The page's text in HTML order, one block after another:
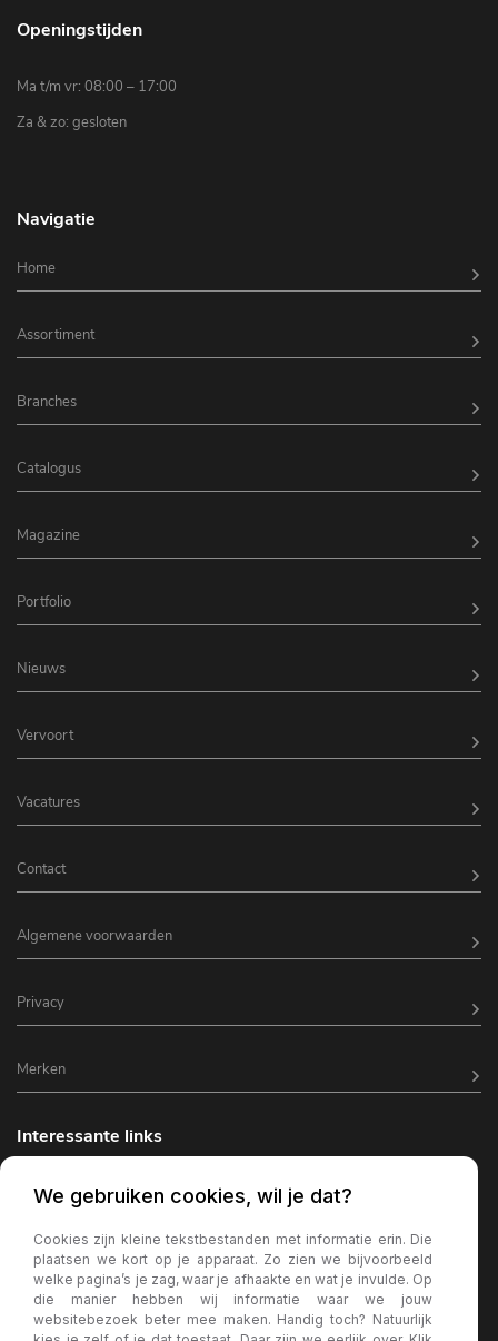
Openingstijden
Ma t/m vr: 08:00 – 17:00
Za & zo: gesloten
Navigatie
Home
Assortiment
Branches
Catalogus
Magazine
Portfolio
Nieuws
Vervoort
Vacatures
Contact
Algemene voorwaarden
Privacy
Merken
Interessante links
Horeca inrichting
Horeca terrasverlichting
Kantine inrichting
Terrasstoelen
We gebruiken cookies, wil je dat?
Cookies zijn kleine tekstbestanden met informatie erin. Die
plaatsen we kort op je apparaat. Zo zien we bijvoorbeeld
welke pagina’s je zag, waar je afhaakte en wat je invulde. Op
die manier hebben wij informatie waar we jouw
websitebezoek beter mee maken. Handig toch? Natuurlijk